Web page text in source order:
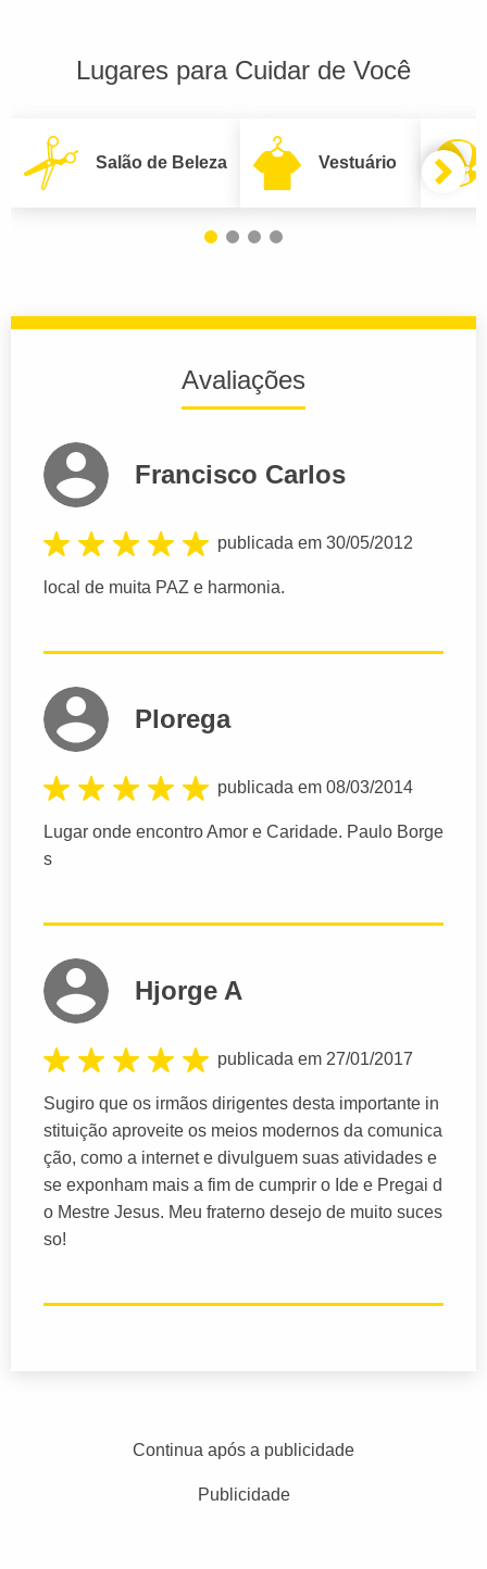
Lugares para Cuidar de Você
Salão de Beleza Vestuário
Avaliações
Francisco Carlos
publicada em 30/05/2012
local de muita PAZ e harmonia.
Plorega
publicada em 08/03/2014
Lugar onde encontro Amor e Caridade. Paulo Borge
s
Hjorge A
publicada em 27/01/2017
Sugiro que os irmãos dirigentes desta importante in
stituição aproveite os meios modernos da comunica
ção, como a internet e divulguem suas atividades e
se exponham mais a fim de cumprir o Ide e Pregai d
o Mestre Jesus. Meu fraterno desejo de muito suces
so!
Continua após a publicidade
Publicidade